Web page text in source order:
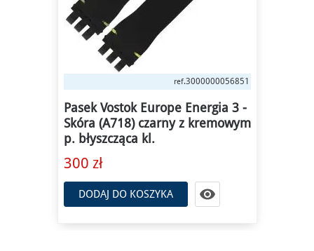
ref.3000000056851
Pasek Vostok Europe Energia 3 -
Skóra (A718) czarny z kremowym
p. błyszcząca kl.
300 zł
DODAJ DO KOSZYKA 